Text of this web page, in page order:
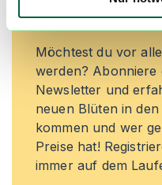
verpassen!
Möchtest du vor
werden? Abonniere
Newsletter und
neuen Blüten in
kommen und wer
Preise hat!
immer auf dem